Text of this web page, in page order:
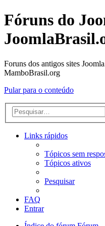
Fóruns do
Foruns dos antigos sites
MamboBrasil.org
Pular para o conteúdo
Links rápidos
Tópicos sem
Tópicos ativos
Pesquisar
FAQ
Entrar